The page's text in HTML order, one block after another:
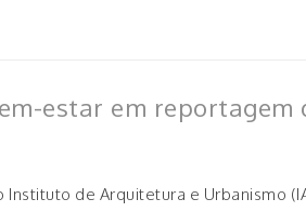
estar em reportagem
de Arquitetura e Urbanismo